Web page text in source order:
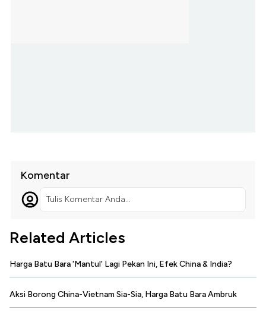
Komentar
Tulis Komentar Anda...
Related Articles
Harga Batu Bara 'Mantul' Lagi Pekan Ini, Efek China & India?
Aksi Borong China-Vietnam Sia-Sia, Harga Batu Bara Ambruk